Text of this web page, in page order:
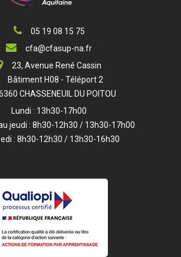
05 19 08 15 75
cfa@cfasup-na.fr
23, Avenue René Cassin
Bâtiment H08 - Téléport 2
CHASSENEUIL DU POITOU
Lundi : 13h30-17h00
jeudi : 8h30-12h30 / 13h30-17h00
: 8h30-12h30 / 13h30-16h30